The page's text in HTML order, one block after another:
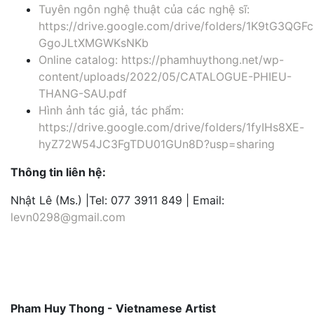
Tuyên ngôn nghệ thuật của các nghệ sĩ:
https://drive.google.com/drive/folders/
GgoJLtXMGWKsNKb
Online catalog: https://phamhuythong.net/wp-
content/uploads/2022/05/CATALOGUE-PHIEU-
THANG-SAU.pdf
Hình ảnh tác giả, tác phẩm:
https://drive.google.com/drive/folders/1fyIHs8XE-
hyZ72W54JC3FgTDU01GUn8D?usp=sharing
Thông tin liên hệ:
Nhật Lê (Ms.) |Tel: 077 3911 849 | Email:
levn0298@gmail.com
Pham Huy Thong - Vietnamese Artist